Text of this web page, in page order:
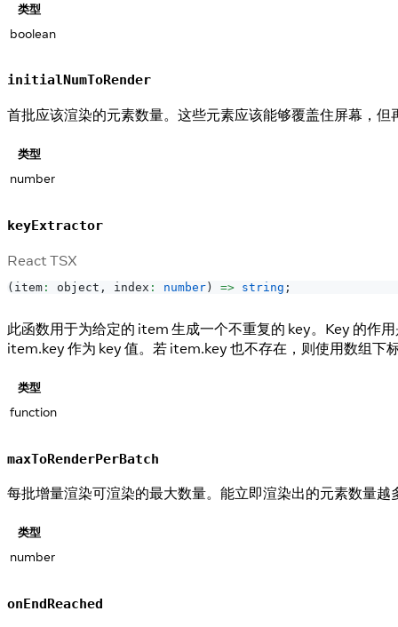
类型
boolean
initialNumToRender
首批应该渲染的元素数量。这些元素应该能够覆盖住屏幕，
类型
number
keyExtractor
React TSX
( item : object , index : number ) => string ;
此函数用于为给定的 item 生成一个不重复的 key。Key 的作
item.key 作为 key 值。若 item.key 也不存在，则使用数组下
类型
function
maxToRenderPerBatch
每批增量渲染可渲染的最大数量。能立即渲染出的元素数量
类型
number
onEndReached